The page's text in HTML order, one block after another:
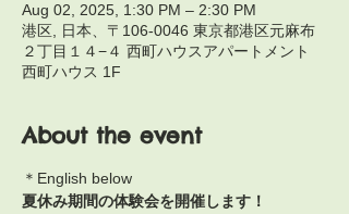
Aug 02, 2025, 1:30 PM – 2:30 PM
港区, 日本、〒106-0046 東京都港区元麻布
２丁目１４−４ 西町ハウスアパートメント
西町ハウス 1F
About the event
＊English below
夏休み期間の体験会を開催します！